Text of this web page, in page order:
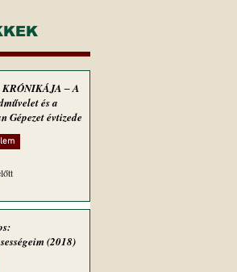
‒ A
és a
Gépezet évtizede
(2018)